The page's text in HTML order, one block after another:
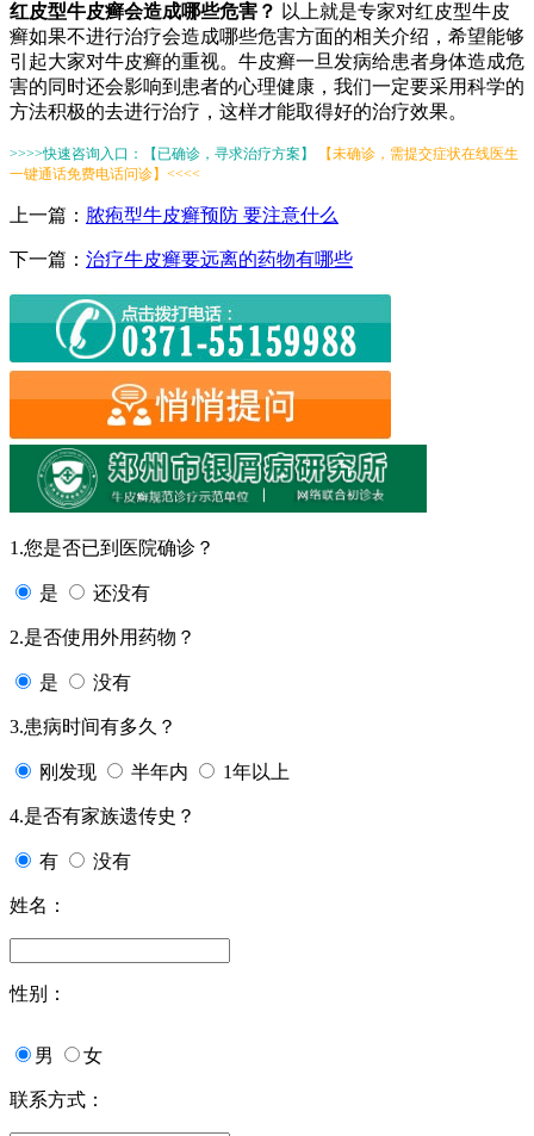
红皮型牛皮癣会造成哪些危害？ 以上就是专家对红皮型牛皮
癣如果不进行治疗会造成哪些危害方面的相关介绍，希望能够
引起大家对牛皮癣的重视。牛皮癣一旦发病给患者身体造成危
害的同时还会影响到患者的心理健康，我们一定要采用科学的
方法积极的去进行治疗，这样才能取得好的治疗效果。
>>>>快速咨询入口：【已确诊，寻求治疗方案】
【未确诊，需提交症状在线医生
一键通话免费电话问诊】<<<<
上一篇： 脓疱型牛皮癣预防 要注意什么
下一篇： 治疗牛皮癣要远离的药物有哪些
1.您是否已到医院确诊？
是 还没有
2.是否使用外用药物？
是 没有
3.患病时间有多久？
刚发现 半年内 1年以上
4.是否有家族遗传史？
有 没有
姓名：
性别：
男 女
联系方式：